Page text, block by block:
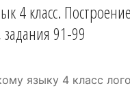
4 класс.
91-99